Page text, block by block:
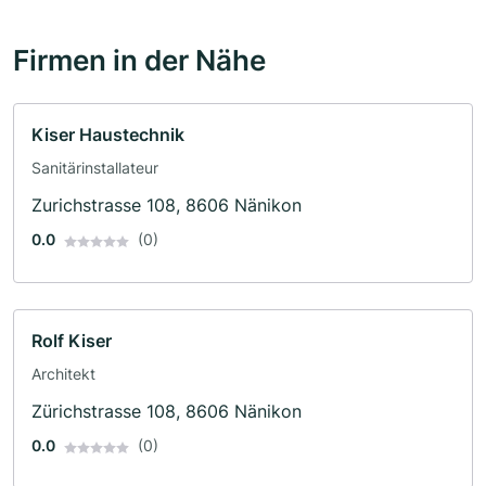
Firmen in der Nähe
Kiser Haustechnik
Sanitärinstallateur
Zurichstrasse 108, 8606 Nänikon
0.0 (0)
Rolf Kiser
Architekt
Zürichstrasse 108, 8606 Nänikon
0.0 (0)